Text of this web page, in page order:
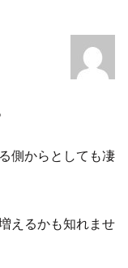
側からとしても凄
えるかも知れませ